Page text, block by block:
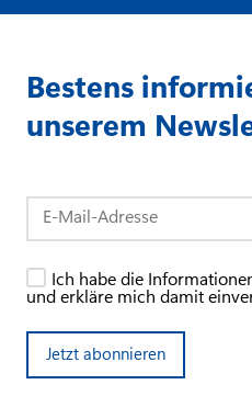
Bestens
unserem
Jetzt abonnieren
Ich habe die
und erkläre mich damit